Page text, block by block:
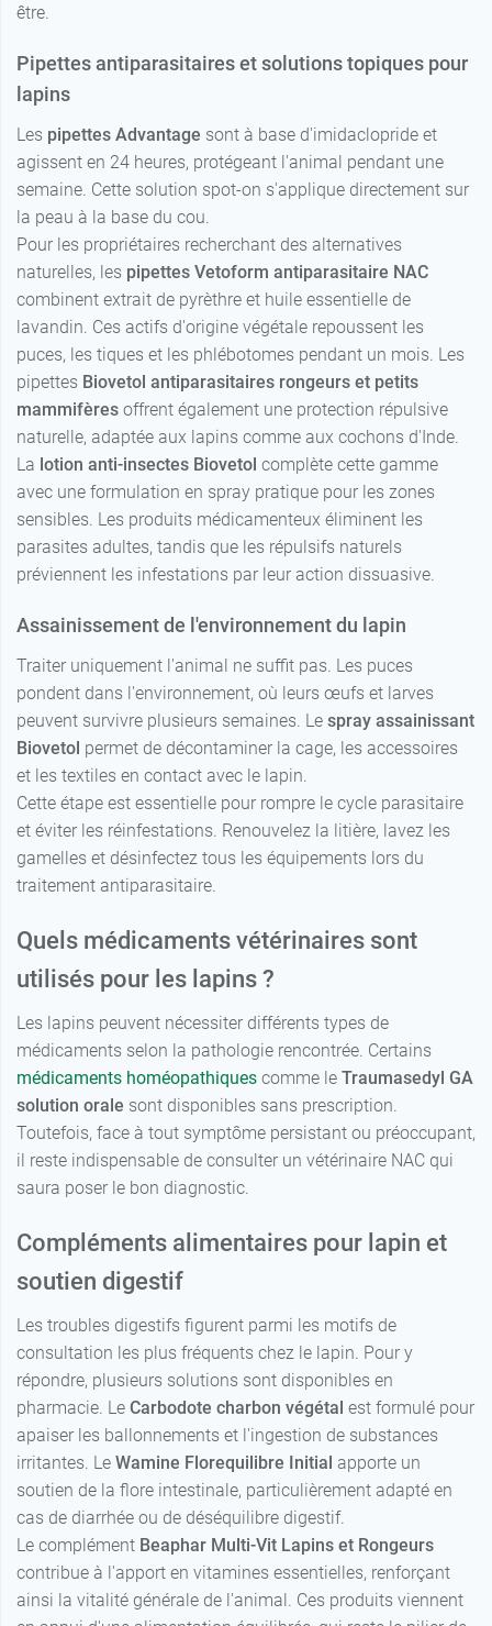
être.
Pipettes antiparasitaires et solutions topiques pour
lapins
Les pipettes Advantage sont à base d'imidaclopride et
agissent en 24 heures, protégeant l'animal pendant une
semaine. Cette solution spot-on s'applique directement sur
la peau à la base du cou.
Pour les propriétaires recherchant des alternatives
naturelles, les pipettes Vetoform antiparasitaire NAC
combinent extrait de pyrèthre et huile essentielle de
lavandin. Ces actifs d'origine végétale repoussent les
puces, les tiques et les phlébotomes pendant un mois. Les
pipettes Biovetol antiparasitaires rongeurs et petits
mammifères offrent également une protection répulsive
naturelle, adaptée aux lapins comme aux cochons d'Inde.
La lotion anti-insectes Biovetol complète cette gamme
avec une formulation en spray pratique pour les zones
sensibles. Les produits médicamenteux éliminent les
parasites adultes, tandis que les répulsifs naturels
préviennent les infestations par leur action dissuasive.
Assainissement de l'environnement du lapin
Traiter uniquement l'animal ne suffit pas. Les puces
pondent dans l'environnement, où leurs œufs et larves
peuvent survivre plusieurs semaines. Le spray assainissant
Biovetol permet de décontaminer la cage, les accessoires
et les textiles en contact avec le lapin.
Cette étape est essentielle pour rompre le cycle parasitaire
et éviter les réinfestations. Renouvelez la litière, lavez les
gamelles et désinfectez tous les équipements lors du
traitement antiparasitaire.
Quels médicaments vétérinaires sont
utilisés pour les lapins ?
Les lapins peuvent nécessiter différents types de
médicaments selon la pathologie rencontrée. Certains
médicaments homéopathiques comme le Traumasedyl GA
solution orale sont disponibles sans prescription.
Toutefois, face à tout symptôme persistant ou préoccupant,
il reste indispensable de consulter un vétérinaire NAC qui
saura poser le bon diagnostic.
Compléments alimentaires pour lapin et
soutien digestif
Les troubles digestifs figurent parmi les motifs de
consultation les plus fréquents chez le lapin. Pour y
répondre, plusieurs solutions sont disponibles en
pharmacie. Le Carbodote charbon végétal est formulé pour
apaiser les ballonnements et l'ingestion de substances
irritantes. Le Wamine Florequilibre Initial apporte un
soutien de la flore intestinale, particulièrement adapté en
cas de diarrhée ou de déséquilibre digestif.
Le complément Beaphar Multi-Vit Lapins et Rongeurs
contribue à l'apport en vitamines essentielles, renforçant
ainsi la vitalité générale de l'animal. Ces produits viennent